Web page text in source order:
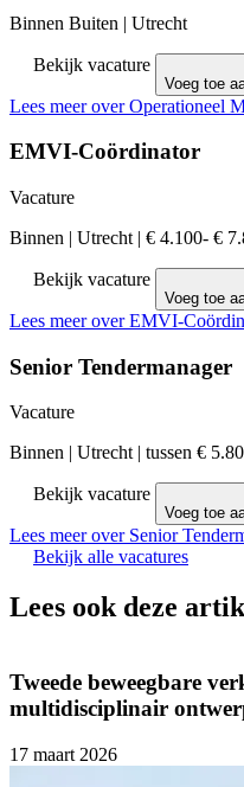
Binnen Buiten | Utrecht
Bekijk vacature
Voeg toe
Lees meer over Operationeel
EMVI-Coördinator
Vacature
Binnen | Utrecht | € 4.100- €
Bekijk vacature
Voeg toe
Lees meer over EMVI-
Senior Tendermanager
Vacature
Binnen
Utrecht tussen €
Bekijk vacature
Voeg toe
Lees meer over Senior
Bekijk alle vacatures
Lees ook deze
Tweede beweegbare
multidisciplinair
17 maart 2026